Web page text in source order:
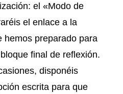
el «Modo de
el enlace a la
hemos preparado para
final de reflexión.
disponéis
escrita para que